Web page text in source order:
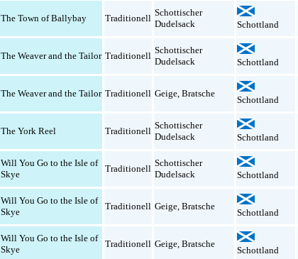
The Town of Ballybay Traditionell
Schottischer
Dudelsack
Schottland
The Weaver and the Tailor Traditionell
Schottischer
Dudelsack
Schottland
The Weaver and the Tailor Traditionell Geige ,Bratsche
Schottland
The York Reel Traditionell
Schottischer
Dudelsack
Schottland
Will You Go to the Isle of
Skye
Traditionell
Schottischer
Dudelsack
Schottland
Will You Go to the Isle of
Skye
Traditionell Geige ,Bratsche
Schottland
Will You Go to the Isle of
Skye
Traditionell Geige ,Bratsche
Schottland